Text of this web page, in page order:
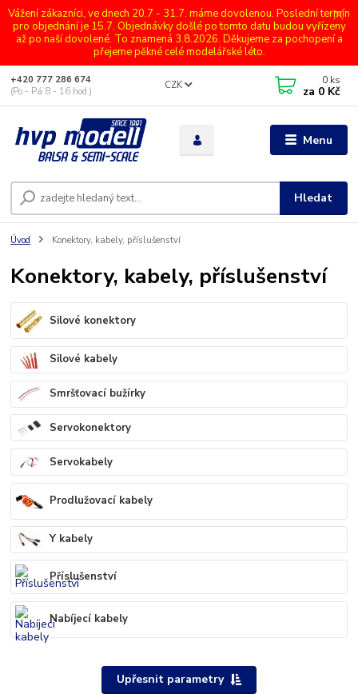
Vážení zákazníci, ve dnech 20.7 - 31.7. máme dovolenou. Poslední termín
pro objednání je 15.7. Objednávky došlé po tomto datu budou vyřízeny
až po naší dovolené. To znamená 3.8.2026. Děkujeme za pochopení a
přejeme pěkné celé modelářské léto.
Menu
CZK
Hledat
+420 777 286 674
(Po - Pá 8 - 16 hod.)
0 ks
za 0 Kč
Úvod Konektory, kabely, příslušenství
Konektory, kabely, příslušenství
Silové konektory
Silové kabely
Smršťovací bužírky
Servokonektory
Servokabely
Prodlužovací kabely
Y kabely
Příslušenství
Nabíjecí kabely
Upřesnit parametry